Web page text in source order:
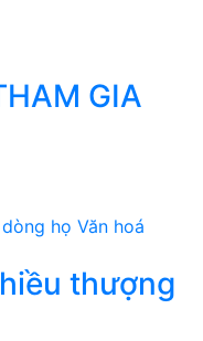
GIA
họ Văn hoá
thượng